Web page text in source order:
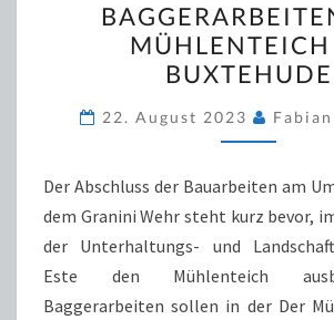
AM
IN
BUXTEHUDE
22. August 2023
Der Abschluss der Bauarbeiten am
dem Granini Wehr steht kurz bevor,
der Unterhaltungs- und
Este den Mühlenteich
Baggerarbeiten sollen in der Der